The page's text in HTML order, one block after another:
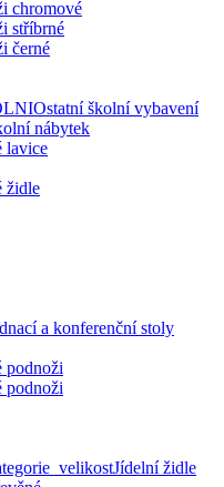
chromové
stříbrné
černé
Ostatní školní vybavení
nábytek
lavice
židle
a konferenční stoly
podnoži
podnoži
Jídelní židle